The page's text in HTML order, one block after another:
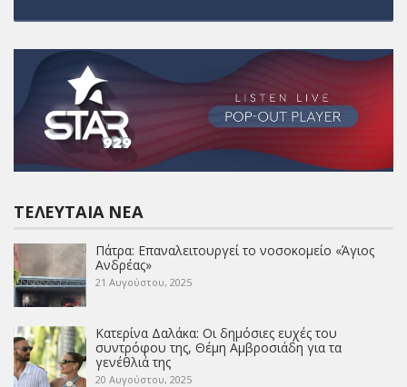
ΤΕΛΕΥΤΑΊΑ ΝΈΑ
Πάτρα: Επαναλειτουργεί το νοσοκομείο «Άγιος
Ανδρέας»
21 Αυγούστου, 2025
Κατερίνα Δαλάκα: Οι δημόσιες ευχές του
συντρόφου της, Θέμη Αμβροσιάδη για τα
γενέθλιά της
20 Αυγούστου, 2025